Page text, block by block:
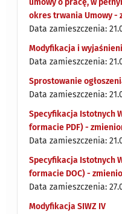
umowy o pracę, w
okres trwania Umowy -
Data zamieszczenia:
Modyfikacja i
Data zamieszczenia:
Sprostowanie
Data zamieszczenia:
Specyfikacja Istotnych
formacie PDF) -
Data zamieszczenia:
Specyfikacja Istotnych
formacie DOC) -
Data zamieszczenia:
Modyfikacja SIWZ IV